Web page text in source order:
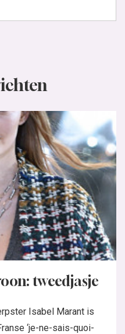
tweedjasje
Isabel Marant is
‘je-ne-sais-quoi-